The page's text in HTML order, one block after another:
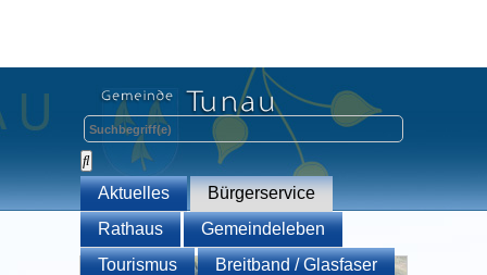
Aktuelles
Bürgerservice
Rathaus
Gemeindeleben
Tourismus
Breitband / Glasfaser